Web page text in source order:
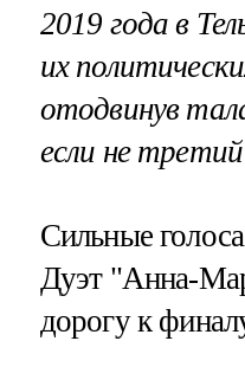
2019 года в
их
отодвинув
если не
Сильные
Дуэт "Анна-
дорогу к